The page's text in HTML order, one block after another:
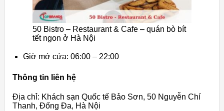
50 Bistro – Restaurant & Cafe – quán bò bít
tết ngon ở Hà Nội
Giờ mở cửa: 06:00 – 22:00
Thông tin liên hệ
Địa chỉ: Khách sạn Quốc tế Bảo Sơn, 50 Nguyễn Chí
Thanh, Đống Đa, Hà Nội